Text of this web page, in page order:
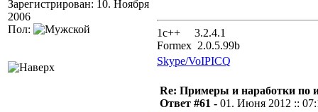
Зарегистрирован: 10. Ноября
2006
Пол:
1с++ 3.2.4.1
Formex 2.0.5.99b
Skype/VoIPICQ
Re: Примеры и наработки по
Ответ #61 - 01. Июня 2012 ::